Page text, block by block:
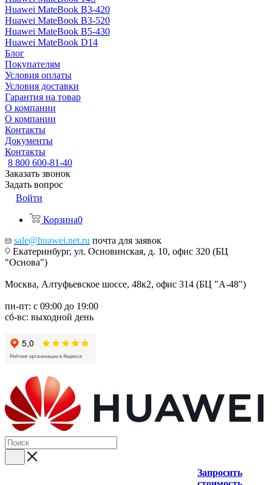
Huawei MateBook B3-420
Huawei MateBook B3-520
Huawei MateBook B5-430
Huawei MateBook D14
Блог
Покупателям
Условия оплаты
Условия доставки
Гарантия на товар
О компании
О компании
Контакты
Документы
Контакты
8 800 600-81-40
Заказать звонок
Задать вопрос
Войти
Корзина0
sale@huawei.net.ru почта для заявок
Екатеринбург, ул. Основинская, д. 10, офис 320 (БЦ
"Основа")
Москва, Алтуфьевское шоссе, 48к2, офис 314 (БЦ "А-48")
пн-пт: с 09:00 до 19:00
сб-вс: выходной день
Запросить